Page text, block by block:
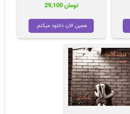
تومان29,100
همین الان دانلود میکنم.